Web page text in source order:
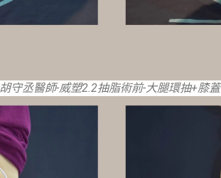
胡守丞醫師-威塑2.2抽脂術前-大腿環抽+膝蓋